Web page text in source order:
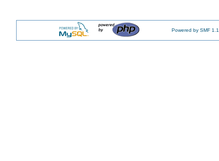
Powered by SMF